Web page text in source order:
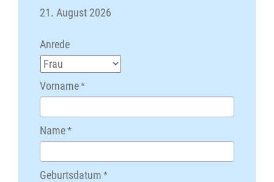
21. August 2026
Anrede
Vorname*
Name*
Geburtsdatum *